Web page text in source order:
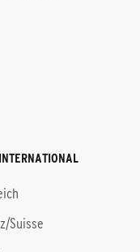
Suisse